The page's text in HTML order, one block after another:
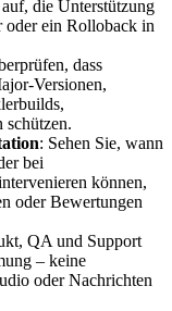
die Unterstützung
oder ein Rolloback in
dass
Versionen,
: Sehen Sie, wann
bei
können,
oder Bewertungen
QA und Support
– keine
oder Nachrichten